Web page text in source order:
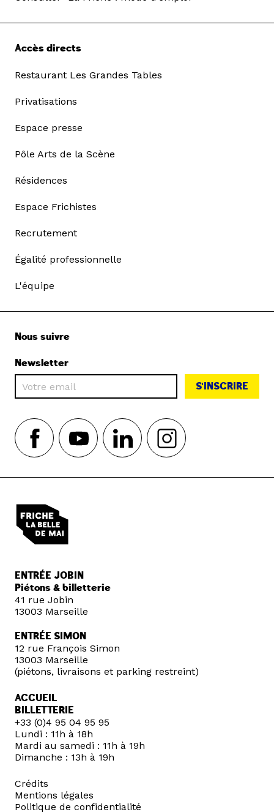
Accès directs
Restaurant Les Grandes Tables
Privatisations
Espace presse
Pôle Arts de la Scène
Résidences
Espace Frichistes
Recrutement
Égalité professionnelle
L'équipe
Nous suivre
Newsletter
S'INSCRIRE
ENTRÉE JOBIN
Piétons & billetterie
41 rue Jobin
13003 Marseille
ENTRÉE SIMON
12 rue François Simon
13003 Marseille
(piétons, livraisons et parking restreint)
ACCUEIL
BILLETTERIE
+33 (0)4 95 04 95 95
Lundi : 11h à 18h
Mardi au samedi : 11h à 19h
Dimanche : 13h à 19h
Crédits
Mentions légales
Politique de confidentialité